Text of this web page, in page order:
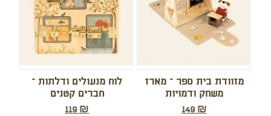
לוח מנעולים ודלתות –
חברים קטנים
119 ₪
מזוודת בית ספר – מארז
משחק ודמויות
149 ₪